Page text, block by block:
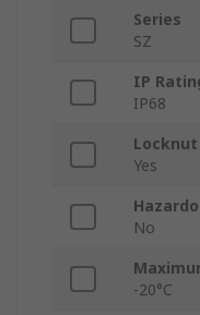
Series
SZ
IP
IP68
Yes
No
-20°C